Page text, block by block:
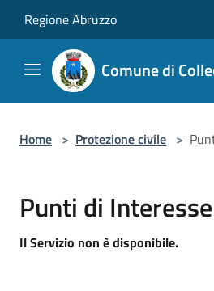
Regione Abruzzo
Comune di
Home > Protezione civile >
Punti di Interesse
Il Servizio non è disponibile.